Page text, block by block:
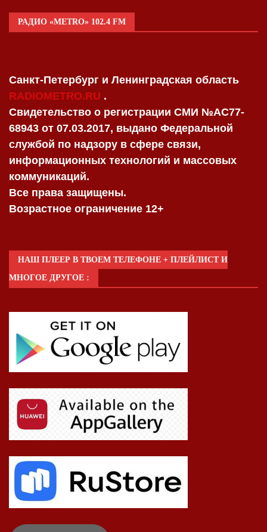
РАДИО «METRO» 102.4 FM
Санкт-Петербург и Ленинградская область
RADIOMETRO.RU .
Свидетельство о регистрации СМИ №AC77-
68943 от 07.03.2017, выдано Федеральной
службой по надзору в сфере связи,
информационных технологий и массовых
коммуникаций.
Все права защищены.
Возрастное ограничение 12+
НАШ ПЛЕЕР В ТВОЕМ ТЕЛЕФОНЕ + ПЛЕЙЛИСТ И
МНОГОЕ ДРУГОЕ :